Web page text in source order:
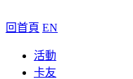
回首頁 EN
活動
卡友